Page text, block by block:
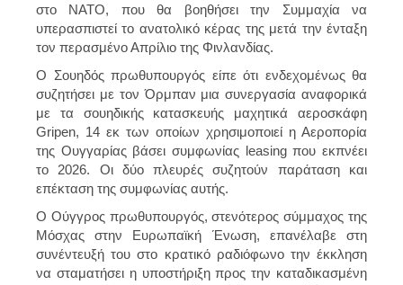
στο ΝΑΤΟ, που θα βοηθήσει την Συμμαχία να
υπερασπιστεί το ανατολικό κέρας της μετά την ένταξη
τον περασμένο Απρίλιο της Φινλανδίας.
Ο Σουηδός πρωθυπουργός είπε ότι ενδεχομένως θα
συζητήσει με τον Όρμπαν μια συνεργασία αναφορικά
με τα σουηδικής κατασκευής μαχητικά αεροσκάφη
Gripen, 14 εκ των οποίων χρησιμοποιεί η Αεροπορία
της Ουγγαρίας βάσει συμφωνίας leasing που εκπνέει
το 2026. Οι δύο πλευρές συζητούν παράταση και
επέκταση της συμφωνίας αυτής.
Ο Ούγγρος πρωθυπουργός, στενότερος σύμμαχος της
Μόσχας στην Ευρωπαϊκή Ένωση, επανέλαβε στη
συνέντευξή του στο κρατικό ραδιόφωνο την έκκληση
να σταματήσει η υποστήριξη προς την καταδικασμένη